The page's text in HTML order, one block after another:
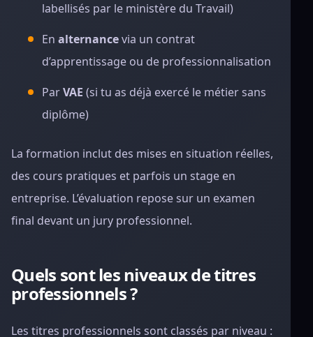
labellisés par le ministère du Travail)
En alternancevia un contrat
d’apprentissage ou de professionnalisation
ParVAE (si tu as déjà exercé le métier sans
diplôme)
La formation inclut des mises en situation réelles,
des cours pratiques et parfois un stage en
entreprise. L’évaluation repose sur un examen
final devant un jury professionnel.
Quels sont les niveaux de titres
professionnels ?
Les titres professionnels sont classés par niveau :